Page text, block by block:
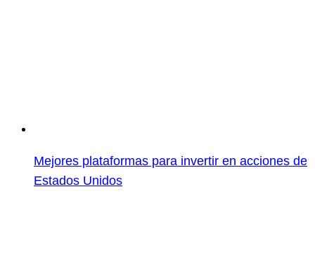
Mejores plataformas para invertir en acciones de
Estados Unidos